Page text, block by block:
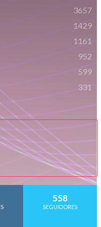
3657
1429
1161
952
599
331
558
SEGUIDORES